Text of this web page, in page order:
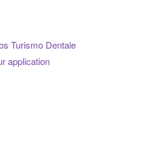
Turismo Dentale
application